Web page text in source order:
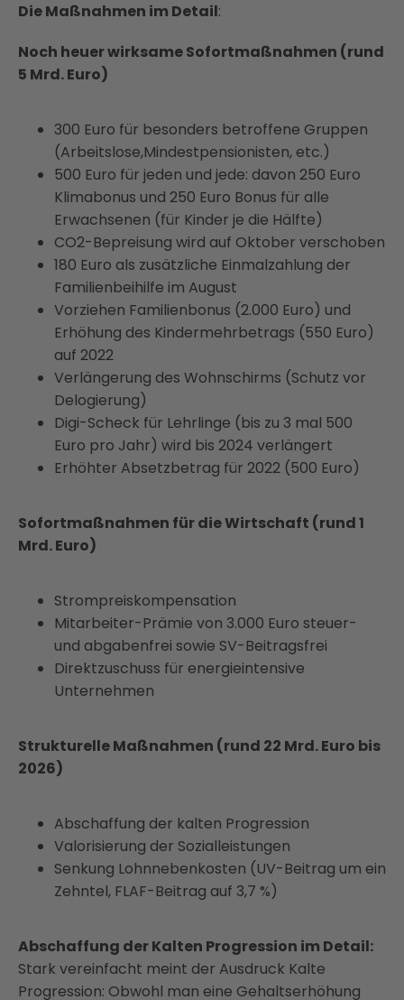
Die Maßnahmen im Detail:
Noch heuer wirksame Sofortmaßnahmen (rund
5 Mrd. Euro)
300 Euro für besonders betroffene Gruppen
(Arbeitslose,Mindestpensionisten, etc.)
500 Euro für jeden und jede: davon 250 Euro
Klimabonus und 250 Euro Bonus für alle
Erwachsenen (für Kinder je die Hälfte)
CO2-Bepreisung wird auf Oktober verschoben
180 Euro als zusätzliche Einmalzahlung der
Familienbeihilfe im August
Vorziehen Familienbonus (2.000 Euro) und
Erhöhung des Kindermehrbetrags (550 Euro)
auf 2022
Verlängerung des Wohnschirms (Schutz vor
Delogierung)
Digi-Scheck für Lehrlinge (bis zu 3 mal 500
Euro pro Jahr) wird bis 2024 verlängert
Erhöhter Absetzbetrag für 2022 (500 Euro)
Sofortmaßnahmen für die Wirtschaft (rund 1
Mrd. Euro)
Strompreiskompensation
Mitarbeiter-Prämie von 3.000 Euro steuer-
und abgabenfrei sowie SV-Beitragsfrei
Direktzuschuss für energieintensive
Unternehmen
Strukturelle Maßnahmen (rund 22 Mrd. Euro bis
2026)
Abschaffung der kalten Progression
Valorisierung der Sozialleistungen
Senkung Lohnnebenkosten (UV-Beitrag um ein
Zehntel, FLAF-Beitrag auf 3,7 %)
Abschaffung der Kalten Progression im Detail:
Stark vereinfacht meint der Ausdruck Kalte
Progression: Obwohl man eine Gehaltserhöhung